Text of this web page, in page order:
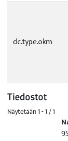
dc.type.okm
Tiedostot
Näytetään1 - 1 / 1